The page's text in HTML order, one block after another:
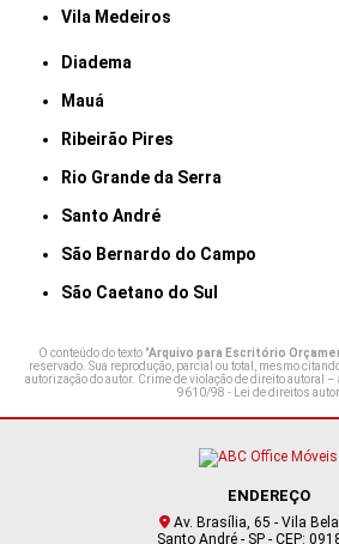
Vila Medeiros
Diadema
Mauá
Ribeirão Pires
Rio Grande da Serra
Santo André
São Bernardo do Campo
São Caetano do Sul
O conteúdo do texto "Arquivo para Escritório
reservado. Sua reprodução, parcial ou total, mesmo
autorização do autor. Crime de violação de direito autoral
9610/98 - Lei de direitos
ENDEREÇO
Av. Brasília, 65 - Vila
Santo André - SP - CEP: